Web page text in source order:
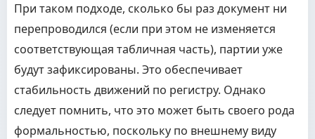
При таком подходе, сколько бы раз документ ни
перепроводился (если при этом не изменяется
соответствующая табличная часть), партии уже
будут зафиксированы. Это обеспечивает
стабильность движений по регистру. Однако
следует помнить, что это может быть своего рода
формальностью, поскольку по внешнему виду